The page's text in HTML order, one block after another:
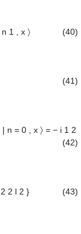
n 1 x 〉 (40)
(41)
| n = 0 x 〉 = − i 1 2
(42)
2 2 l 2 } (43)